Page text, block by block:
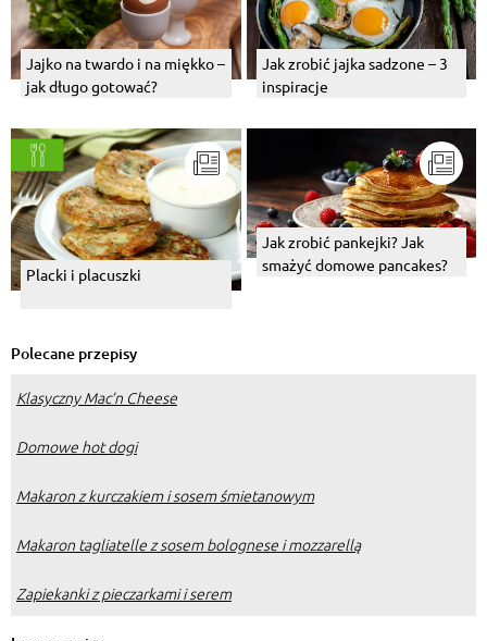
Jajko na twardo i na miękko –
jak długo gotować?
Jak zrobić jajka sadzone – 3
inspiracje
Placki i placuszki
Jak zrobić pankejki? Jak
smażyć domowe pancakes?
Polecane przepisy
Klasyczny Mac’n Cheese
Domowe hot dogi
Makaron z kurczakiem i sosem śmietanowym
Makaron tagliatelle z sosem bolognese i mozzarellą
Zapiekanki z pieczarkami i serem